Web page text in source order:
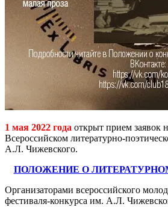
1 мая 2022 года открыт прием заявок
Всероссийском литературно-
А.Л. Чижевского.
ПОЛОЖЕНИЕ О
Организаторами всероссийского
фестиваля-конкурса им. А.Л.